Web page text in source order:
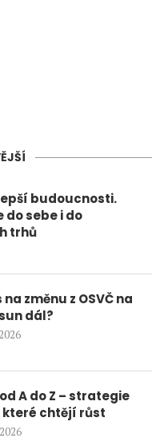
budoucnosti.
sebe i do
trhů
změnu z OSVČ na
dál?
A do Z – strategie
které chtějí růst